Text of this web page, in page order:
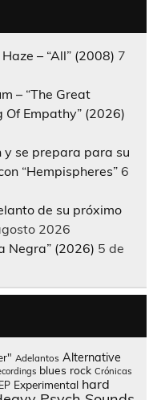
– “All” (2008) 7
– “The Great
Of Empathy” (2026)
y se prepara para su
“Hempispheres” 6
de su próximo
2026
Negra” (2026) 5 de
Adelantos Alternative
blues rock Crónicas
EP Experimental hard